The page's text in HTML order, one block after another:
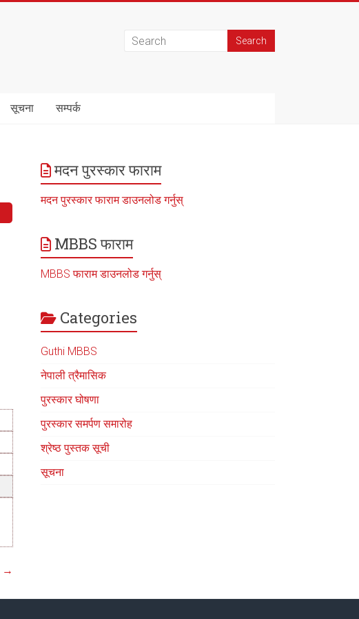
सूचना सम्पर्क
→
मदन पुरस्कार फाराम
मदन पुरस्कार फाराम डाउनलोड गर्नुस्
MBBS फाराम
MBBS फाराम डाउनलोड गर्नुस्
Categories
Guthi MBBS
नेपाली त्रैमासिक
पुरस्कार घोषणा
पुरस्कार समर्पण समारोह
श्रेष्ठ पुस्तक सूची
सूचना